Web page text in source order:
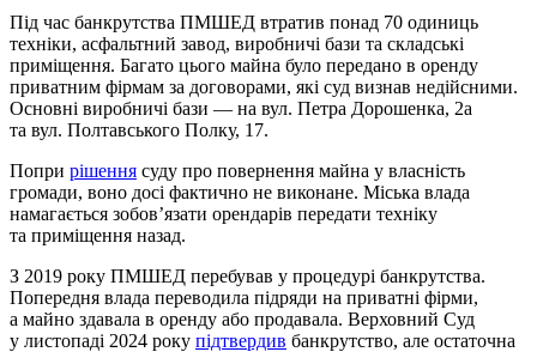
Під час банкрутства ПМШЕД втратив понад 70 одиниць
техніки, асфальтний завод, виробничі бази та складські
приміщення. Багато цього майна було передано в оренду
приватним фірмам за договорами, які суд визнав недійсними.
Основні виробничі бази — на вул. Петра Дорошенка, 2а
та вул. Полтавського Полку, 17.
Попри рішення суду про повернення майна у власність
громади, воно досі фактично не виконане. Міська влада
намагається зобов’язати орендарів передати техніку
та приміщення назад.
З 2019 року ПМШЕД перебував у процедурі банкрутства.
Попередня влада переводила підряди на приватні фірми,
а майно здавала в оренду або продавала. Верховний Суд
у листопаді 2024 року підтвердив банкрутство, але остаточна